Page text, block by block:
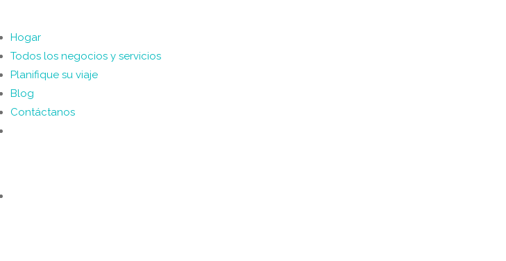
Hogar
Todos los negocios y servicios
Planifique su viaje
Blog
Contáctanos